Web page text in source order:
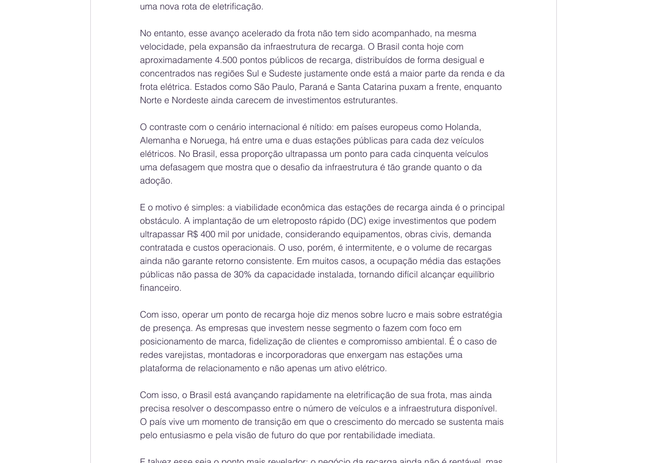
uma nova rota de eletrificação.
No entanto, esse avanço acelerado da frota não tem sido acompanhado, na mesma
velocidade, pela expansão da infraestrutura de recarga. O Brasil conta hoje com
aproximadamente 4.500 pontos públicos de recarga, distribuídos de forma desigual e
concentrados nas regiões Sul e Sudeste justamente onde está a maior parte da renda e da
frota elétrica. Estados como São Paulo, Paraná e Santa Catarina puxam a frente, enquanto
Norte e Nordeste ainda carecem de investimentos estruturantes.
O contraste com o cenário internacional é nítido: em países europeus como Holanda,
Alemanha e Noruega, há entre uma e duas estações públicas para cada dez veículos
elétricos. No Brasil, essa proporção ultrapassa um ponto para cada cinquenta veículos
uma defasagem que mostra que o desafio da infraestrutura é tão grande quanto o da
adoção.
E o motivo é simples: a viabilidade econômica das estações de recarga ainda é o principal
obstáculo. A implantação de um eletroposto rápido (DC) exige investimentos que podem
ultrapassar R$ 400 mil por unidade, considerando equipamentos, obras civis, demanda
contratada e custos operacionais. O uso, porém, é intermitente, e o volume de recargas
ainda não garante retorno consistente. Em muitos casos, a ocupação média das estações
públicas não passa de 30% da capacidade instalada, tornando difícil alcançar equilíbrio
financeiro.
Com isso, operar um ponto de recarga hoje diz menos sobre lucro e mais sobre estratégia
de presença. As empresas que investem nesse segmento o fazem com foco em
posicionamento de marca, fidelização de clientes e compromisso ambiental. É o caso de
redes varejistas, montadoras e incorporadoras que enxergam nas estações uma
plataforma de relacionamento e não apenas um ativo elétrico.
Com isso, o Brasil está avançando rapidamente na eletrificação de sua frota, mas ainda
precisa resolver o descompasso entre o número de veículos e a infraestrutura disponível.
O país vive um momento de transição em que o crescimento do mercado se sustenta mais
pelo entusiasmo e pela visão de futuro do que por rentabilidade imediata.